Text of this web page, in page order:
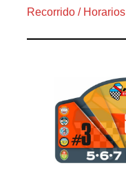
Recorrido / Horarios